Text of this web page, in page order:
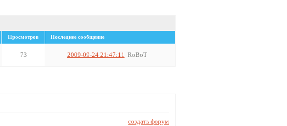
Просмотров Последнее сообщение
73 2009-09-24 21:47:11 RoBoT
создать форум